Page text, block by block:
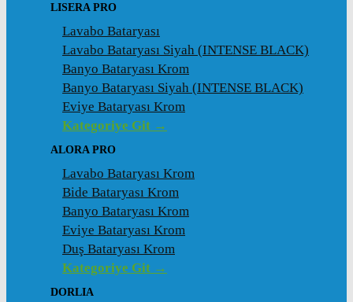
LISERA PRO
Lavabo Bataryası
Lavabo Bataryası Siyah (INTENSE BLACK)
Banyo Bataryası Krom
Banyo Bataryası Siyah (INTENSE BLACK)
Eviye Bataryası Krom
Kategoriye Git →
ALORA PRO
Lavabo Bataryası Krom
Bide Bataryası Krom
Banyo Bataryası Krom
Eviye Bataryası Krom
Duş Bataryası Krom
Kategoriye Git →
DORLIA